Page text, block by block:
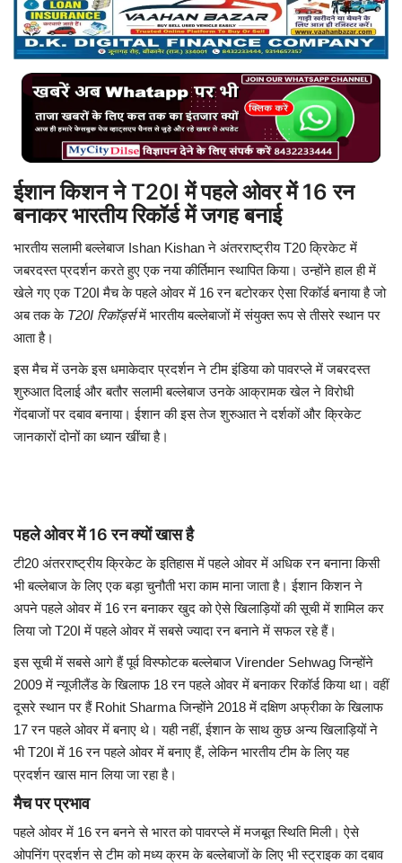
टेक ज्ञान
Language
English Hindi
ईशान किशन ने T20I में पहले ओवर में 16 रन
बनाकर भारतीय रिकॉर्ड में जगह बनाई
भारतीय सलामी बल्लेबाज Ishan Kishanने अंतरराष्ट्रीय T20 क्रिकेट में
जबरदस्त प्रदर्शन करते हुए एक नया कीर्तिमान स्थापित किया। उन्होंने हाल ही में
खेले गए एक T20I मैच के पहले ओवर में 16 रन बटोरकर ऐसा रिकॉर्ड बनाया है जो
अब तक के T20I रिकॉर्ड्समें भारतीय बल्लेबाजों में संयुक्त रूप से तीसरे स्थान पर
आता है।
इस मैच में उनके इस धमाकेदार प्रदर्शन ने टीम इंडिया को पावरप्ले में जबरदस्त
शुरुआत दिलाई और बतौर सलामी बल्लेबाज उनके आक्रामक खेल ने विरोधी
गेंदबाजों पर दबाव बनाया। ईशान की इस तेज शुरुआत ने दर्शकों और क्रिकेट
जानकारों दोनों का ध्यान खींचा है।
पहले ओवर में 16 रन क्यों खास है
टी20 अंतरराष्ट्रीय क्रिकेट के इतिहास में पहले ओवर में अधिक रन बनाना किसी
भी बल्लेबाज के लिए एक बड़ा चुनौती भरा काम माना जाता है। ईशान किशन ने
अपने पहले ओवर में 16 रन बनाकर खुद को ऐसे खिलाड़ियों की सूची में शामिल कर
लिया जो T20I में पहले ओवर में सबसे ज्यादा रन बनाने में सफल रहे हैं।
इस सूची में सबसे आगे हैं पूर्व विस्फोटक बल्लेबाज Virender Sehwagजिन्होंने
2009 में न्यूजीलैंड के खिलाफ 18 रन पहले ओवर में बनाकर रिकॉर्ड किया था। वहीं
दूसरे स्थान पर हैं Rohit Sharmaजिन्होंने 2018 में दक्षिण अफ्रीका के खिलाफ
17 रन पहले ओवर में बनाए थे। यही नहीं, ईशान के साथ कुछ अन्य खिलाड़ियों ने
भी T20I में 16 रन पहले ओवर में बनाए हैं, लेकिन भारतीय टीम के लिए यह
प्रदर्शन खास मान लिया जा रहा है।
मैच पर प्रभाव
पहले ओवर में 16 रन बनने से भारत को पावरप्ले में मजबूत स्थिति मिली। ऐसे
ओपनिंग प्रदर्शन से टीम को मध्य क्रम के बल्लेबाजों के लिए भी स्ट्राइक का दबाव